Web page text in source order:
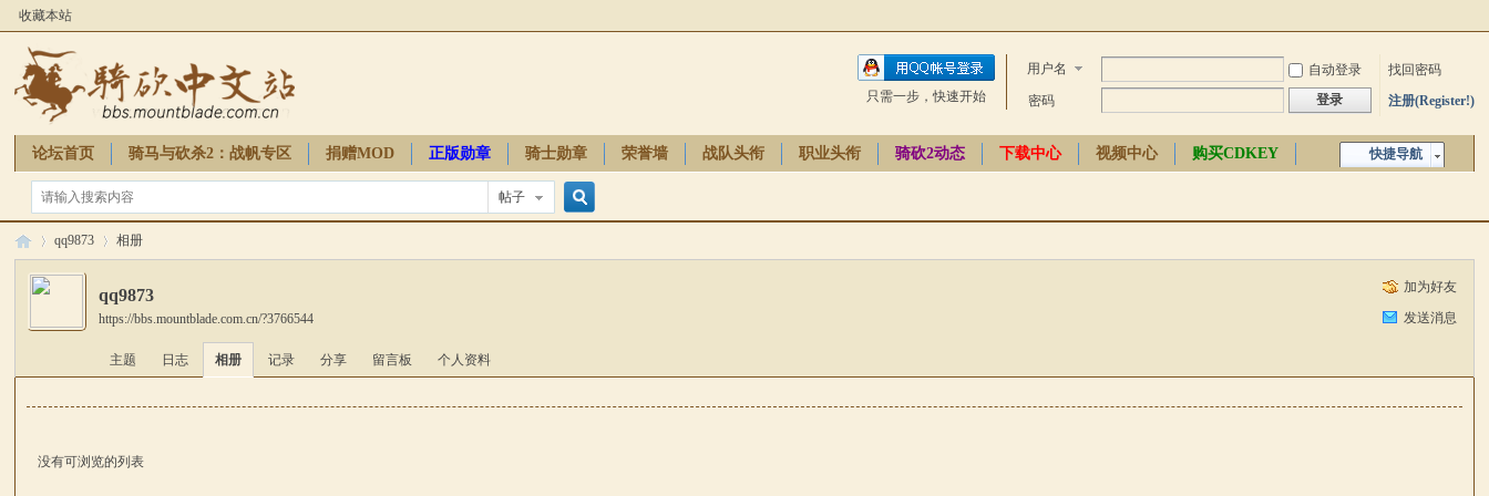
收藏本站
用户名 自动登录
找回密码
密码
登录 注册(Register!)
只需一步，快速开始
快捷导航
论坛首页 骑马与砍杀2：战帆专区 捐赠MOD 正版勋章 骑士勋章 荣誉墙 战队头衔 职业头衔 骑砍2动态 下载中心 视频中心
购买CDKEY
骑砍周边
帖子
›
qq9873 相册
加为好友
发送消息
qq9873
https://bbs.mountblade.com.cn/?3766544
主题 日志 相册 记录 分享 留言板 个人资料
没有可浏览的列表